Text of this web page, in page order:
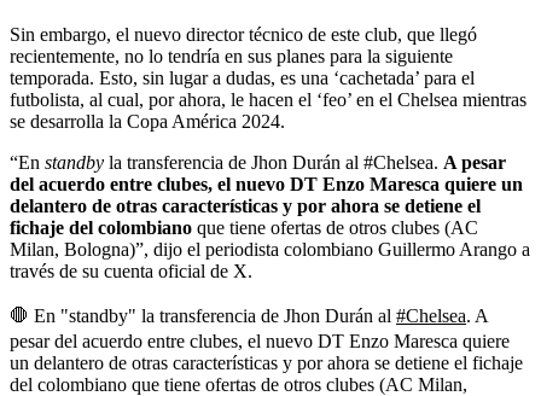
Sin embargo, el nuevo director técnico de este club, que llegó
recientemente, no lo tendría en sus planes para la siguiente
temporada. Esto, sin lugar a dudas, es una ‘cachetada’ para el
futbolista, al cual, por ahora, le hacen el ‘feo’ en el Chelsea mientras
se desarrolla la Copa América 2024.
“En standby la transferencia de Jhon Durán al #Chelsea. A pesar
del acuerdo entre clubes, el nuevo DT Enzo Maresca quiere un
delantero de otras características y por ahora se detiene el
fichaje del colombiano que tiene ofertas de otros clubes (AC
Milan, Bologna)”, dijo el periodista colombiano Guillermo Arango a
través de su cuenta oficial de X.
🛑 En "standby" la transferencia de Jhon Durán al #Chelsea. A
pesar del acuerdo entre clubes, el nuevo DT Enzo Maresca quiere
un delantero de otras características y por ahora se detiene el fichaje
del colombiano que tiene ofertas de otros clubes (AC Milan,